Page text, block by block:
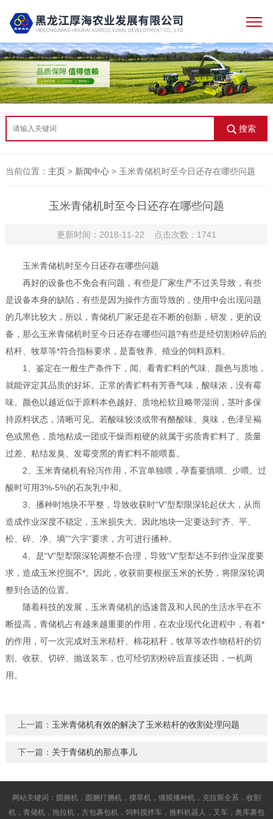
搜索
当前位置： 主页> 新闻中心> 玉米青储机时至今日还存在哪些问题
玉米青储机时至今日还存在哪些问题
更新时间：2018-11-22 点击次数：1741
玉米青储机时至今日还存在哪些问题
再好的设备也不免会有问题，有些是厂家生产不过关导致，有些
是设备本身的缺陷，有些是因为操作方面导致的，使用中会出现问题
的几率比较大，所以，青储机厂家还是在不断的创新，研发，更的设
备，那么玉米青储机时至今日还存在哪些问题?有些是经切割粉碎后的
秸杆、牧草等*符合指标要求，是畜牧养、殖业的饲料原料。
1、鉴定在一般生产条件下，闻、看青贮料的气味、颜色与质地，
就能评定其品质的好坏。正常的青贮料有芳香气味，酸味浓，没有霉
味。颜色以越近似于原料本色越好。质地松软且略带湿润，茎叶多保
持原料状态，清晰可见。若酸味较淡或带有酪酸味、臭味，色泽呈褐
色或黑色，质地粘成一团或干燥而粗硬的就属于劣质青贮料了。质量
过差、粘结发臭、发霉变黑的青贮料不能喂畜。
2、玉米青储机有轻泻作用，不宜单独喂，孕畜要慎喂、少喂。过
酸时可用3%-5%的石灰乳中和。
3、播种时地块不平整，导致收获时“V”型犁限深轮起伏大，从而
造成作业深度不稳定，玉米损失大。因此地块一定要达到“齐、平、
松、碎、净、墒”“六字”要求，方可进行播种。
4、是“V”型犁限深轮调整不合理，导致“V”型犁达不到作业深度要
求，造成玉米挖掘不*。因此，收获前要根据玉米的长势，将限深轮调
整到合适的位置。
随着科技的发展，玉米青储机的迅速普及和人民的生活水平在不
断提高，青储机占有越来越重要的作用，在农业现代化进程中，有着*
的作用，可一次完成对玉米秸杆、棉花秸秆，牧草等农作物秸杆的切
割、收获、切碎、抛送装车，也可经切割粉碎后直接还田，一机两
用。
上一篇： 玉米青储机有效的解决了玉米秸杆的收割处理问题
下一篇： 关于青储机的那点事儿
网站关键词：圆捆机，圆捆打捆机，搂草机，缠膜播种机，克拉斯全系，收割
机，青储机，拖拉机，方包裹包机，饲料搅拌车，推料机器人，叉车，奥库裹包